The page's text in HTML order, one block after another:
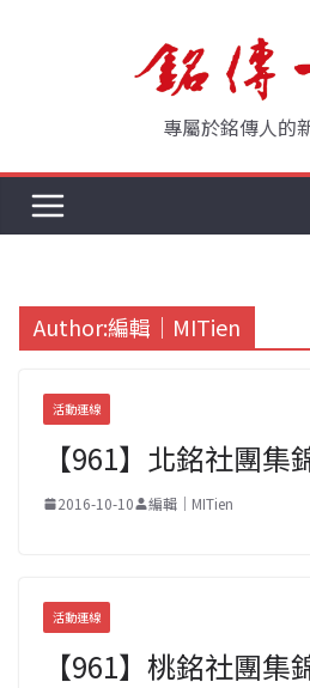
專屬於銘傳人的
Author:編輯｜MITien
活動連線
【961】北銘社團集
2016-10-10 編輯｜MITien
活動連線
【961】桃銘社團集